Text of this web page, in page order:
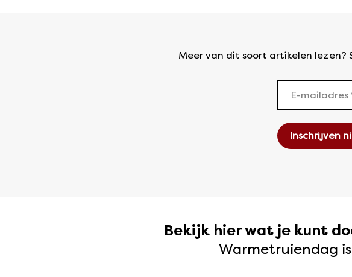
Meer van dit soort artikelen lezen?
Bekijk hier wat je kunt
Warmetruiendag